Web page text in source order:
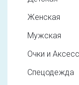
Женская
Мужская
Очки и
Спецодежда